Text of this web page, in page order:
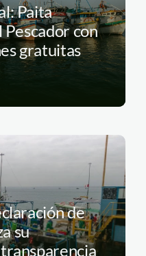
Paita
con
gratuitas
de
su